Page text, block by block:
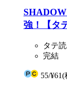
強！【タ
タテ
完結
55/¥61(